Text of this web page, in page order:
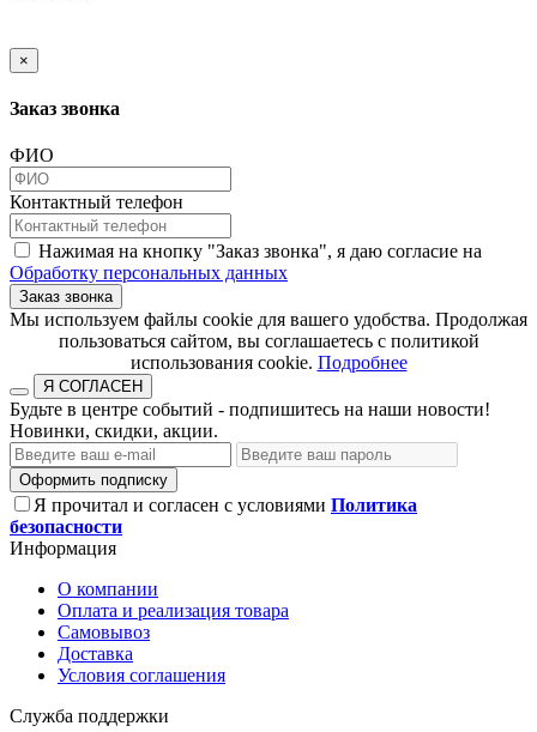
×
Заказ звонка
ФИО
Контактный телефон
Нажимая на кнопку "Заказ звонка", я даю согласие на
Обработку персональных данных
Заказ звонка
​​​​​​​Мы используем файлы cookie для вашего удобства. Продолжая
пользоваться сайтом, вы соглашаетесь с политикой
использования cookie.​​​​​​​ Подробнее
Я СОГЛАСЕН
Будьте в центре событий - подпишитесь на наши новости!
Новинки, скидки, акции.
Оформить подписку
Я прочитал и согласен с условиями Политика
безопасности
Информация
О компании
Оплата и реализация товара
Самовывоз
Доставка
Условия соглашения
Служба поддержки